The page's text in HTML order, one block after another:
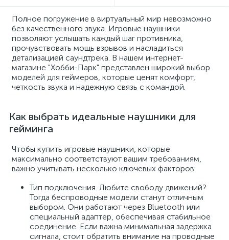
Полное погружение в виртуальный мир невозможно
без качественного звука. Игровые наушники
позволяют услышать каждый шаг противника,
прочувствовать мощь взрывов и насладиться
детализацией саундтрека. В нашем интернет-
магазине "Хобби-Парк" представлен широкий выбор
моделей для геймеров, которые ценят комфорт,
четкость звука и надежную связь с командой.
Как выбрать идеальные наушники для
гейминга
Чтобы купить игровые наушники, которые
максимально соответствуют вашим требованиям,
важно учитывать несколько ключевых факторов:
Тип подключения. Любите свободу движений?
Тогда беспроводные модели станут отличным
выбором. Они работают через Bluetooth или
специальный адаптер, обеспечивая стабильное
соединение. Если важна минимальная задержка
сигнала, стоит обратить внимание на проводные